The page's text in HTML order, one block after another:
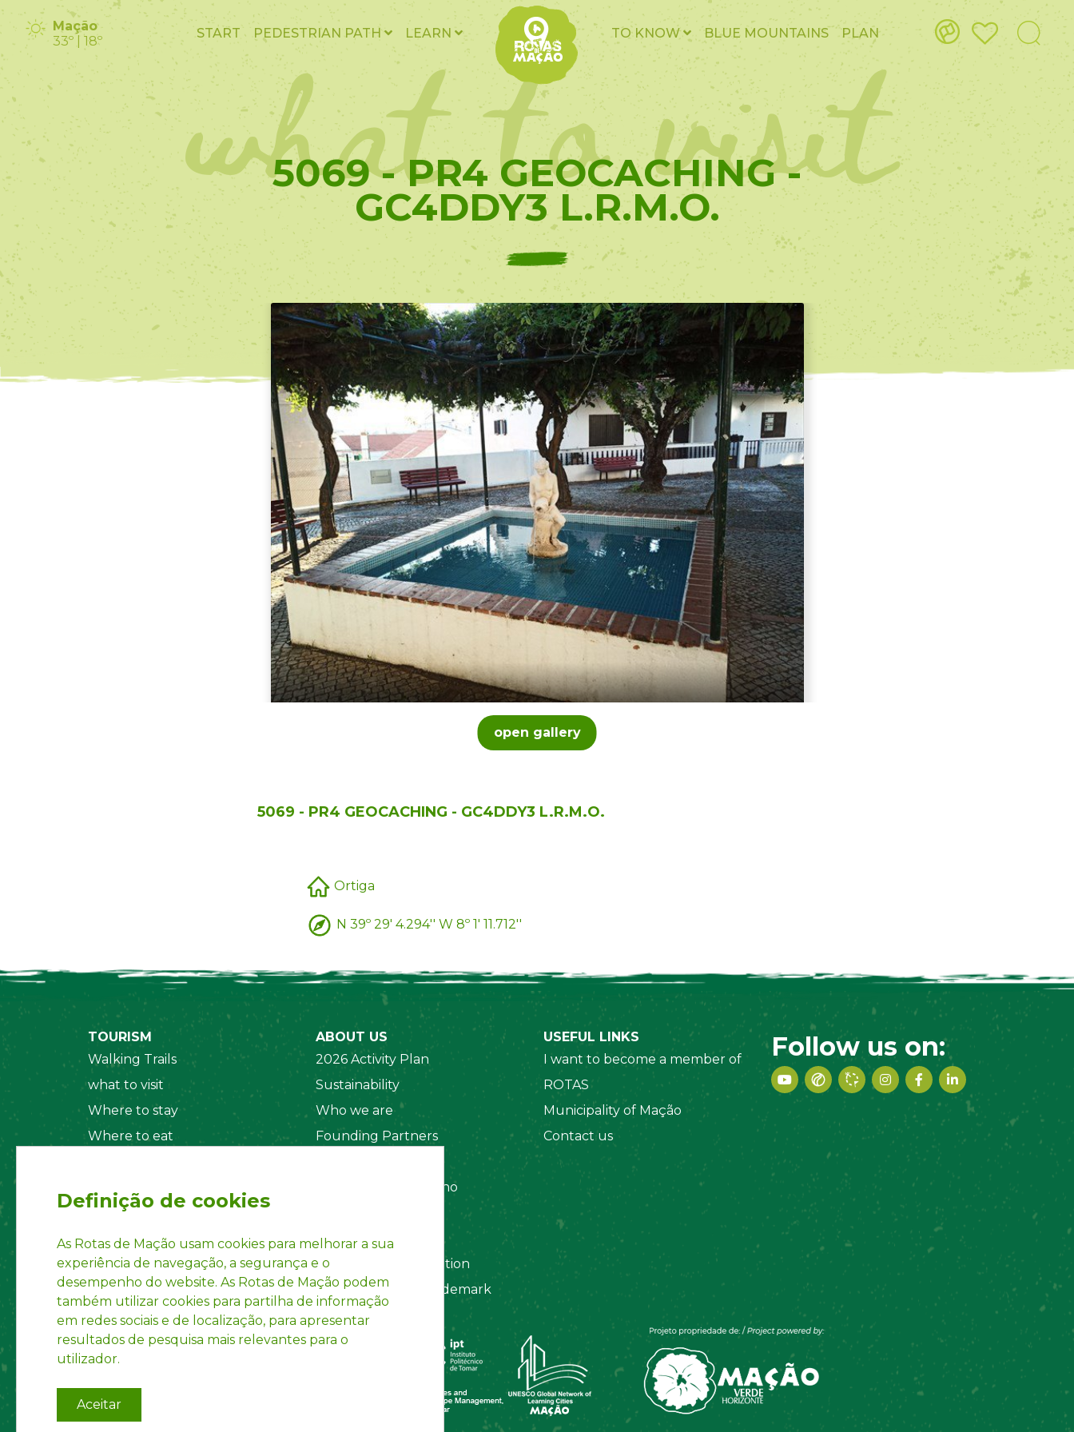
Mação
33º | 18º
START PEDESTRIAN PATH LEARN TO KNOW BLUE MOUNTAINS PLAN
what to visit
5069 - PR4 GEOCACHING -
GC4DDY3 L.R.M.O.
open gallery
5069 - PR4 GEOCACHING - GC4DDY3 L.R.M.O.
Ortiga
N 39º 29' 4.294'' W 8º 1' 11.712''
TOURISM
Walking Trails
what to visit
Where to stay
Where to eat
ABOUT US
2026 Activity Plan
Sustainability
Who we are
Founding Partners
Regulamento Interno
Privacy Policy
Accounting Information
INPI Registered Trademark
USEFUL LINKS
I want to become a member of
ROTAS
Municipality of Mação
Contact us
Follow us on:
Definição de cookies
As Rotas de Mação usam cookies para melhorar a sua
experiência de navegação, a segurança e o
desempenho do website. As Rotas de Mação podem
também utilizar cookies para partilha de informação
em redes sociais e de localização, para apresentar
resultados de pesquisa mais relevantes para o
utilizador.
Aceitar